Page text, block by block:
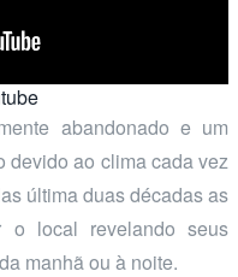
abandonado e um
devido ao clima cada vez
última duas décadas as
o local revelando seus
manhã ou à noite.